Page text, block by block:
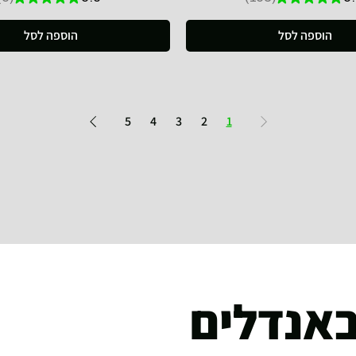
163
הוספה לסל
5
הוספה לסל
1
2
3
4
5